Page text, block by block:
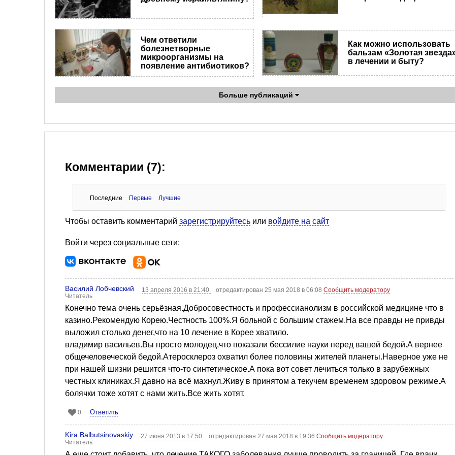
Чем ответили
болезнетворные
микроорганизмы на
появление антибиотиков?
Как можно использовать
бальзам «Золотая
в лечении и быту?
Больше публикаций
Комментарии (7):
Последние Первые Лучшие
Чтобы оставить комментарий зарегистрируйтесь или войдите на сайт
Войти через социальные сети:
Василий Лобчевский
Читатель
13 апреля 2016 в 21:40 отредактирован 25 мая 2018 в 06:08Сообщить модератору
Конечно тема очень серьёзная.Добросовестность и профессианолизм в российской медицине что в
казино.Рекомендую Корею.Честность 100%.Я больной с большим стажем.На все правды не привды
выложил столько денег,что на 10 лечение в Корее хватило.
владимир васильев.Вы просто молодец,что показали бессилие науки перед вашей бедой.А вернее
общечеловеческой бедой.Атеросклероз охватил более половины жителей планеты.Наверное уже не
при нашей шизни решится что-то синтетическое.А пока вот совет лечиться только в зарубежных
честных клиниках.Я давно на всё махнул.Живу в принятом а текучем временем здоровом режиме.А
болячки тоже хотят с нами жить.Все жить хотят.
0 Ответить
Kira Balbutsinovaskiy
Читатель
27 июня 2013 в 17:50 отредактирован 27 мая 2018 в 19:36Сообщить модератору